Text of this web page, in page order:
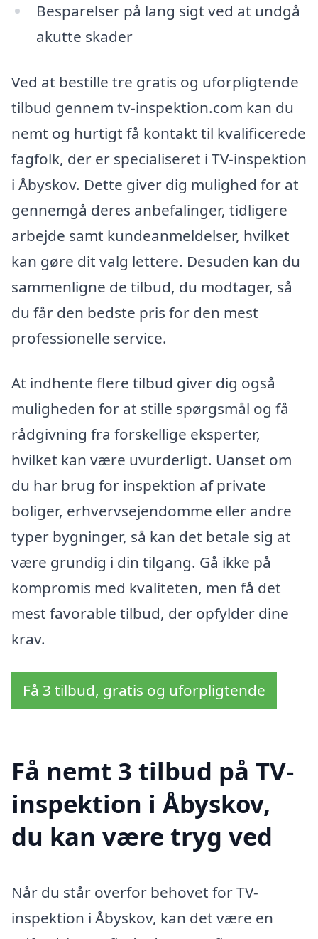
Besparelser på lang sigt ved at undgå
akutte skader
Ved at bestille tre gratis og uforpligtende
tilbud gennem tv-inspektion.com kan du
nemt og hurtigt få kontakt til kvalificerede
fagfolk, der er specialiseret i TV-inspektion
i Åbyskov. Dette giver dig mulighed for at
gennemgå deres anbefalinger, tidligere
arbejde samt kundeanmeldelser, hvilket
kan gøre dit valg lettere. Desuden kan du
sammenligne de tilbud, du modtager, så
du får den bedste pris for den mest
professionelle service.
At indhente flere tilbud giver dig også
muligheden for at stille spørgsmål og få
rådgivning fra forskellige eksperter,
hvilket kan være uvurderligt. Uanset om
du har brug for inspektion af private
boliger, erhvervsejendomme eller andre
typer bygninger, så kan det betale sig at
være grundig i din tilgang. Gå ikke på
kompromis med kvaliteten, men få det
mest favorable tilbud, der opfylder dine
krav.
Få 3 tilbud, gratis og uforpligtende
Få nemt 3 tilbud på TV-
inspektion i Åbyskov,
du kan være tryg ved
Når du står overfor behovet for TV-
inspektion i Åbyskov, kan det være en